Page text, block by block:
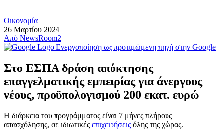
Οικονομία
26 Μαρτίου 2024
Από NewsRoom2
Ενεργοποίηση ως προτιμώμενη πηγή στην Google
Στο ΕΣΠΑ δράση απόκτησης
επαγγελματικής εμπειρίας για άνεργους
νέους, προϋπολογισμού 200 εκατ. ευρώ
Η διάρκεια του προγράμματος είναι 7 μήνες πλήρους
απασχόλησης, σε ιδιωτικές επιχειρήσεις όλης της χώρας.